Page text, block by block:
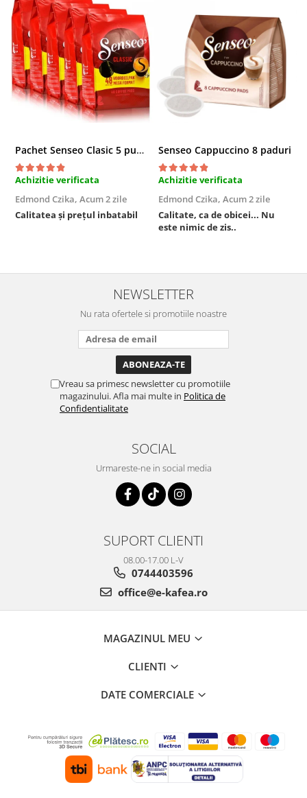
Pachet Senseo Clasic 5 pungi x 48 paduri
Achizitie verificata
Edmond Czika, Acum 2 zile
Calitatea și prețul inbatabil
Senseo Cappuccino 8 paduri
Achizitie verificata
Edmond Czika, Acum 2 zile
Calitate, ca de obicei... Nu
este nimic de zis..
NEWSLETTER
Nu rata ofertele si promotiile noastre
Vreau sa primesc newsletter cu promotiile
magazinului. Afla mai multe in Politica de
Confidentialitate
SOCIAL
Urmareste-ne in social media
SUPORT CLIENTI
08.00-17.00 L-V
0744403596
office@e-kafea.ro
MAGAZINUL MEU
CLIENTI
DATE COMERCIALE